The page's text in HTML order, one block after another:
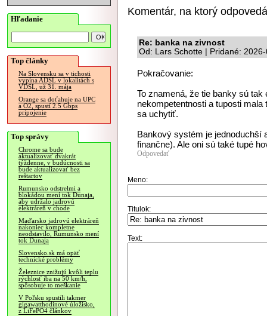
Hľadanie
Top články
Na Slovensku sa v tichosti
vypína ADSL v lokalitách s
VDSL, už 31. mája
Orange sa doťahuje na UPC
a O2, spustí 2.5 Gbps
pripojenie
Top správy
Chrome sa bude
aktualizovať dvakrát
týždenne, v budúcnosti sa
bude aktualizovať bez
reštartov
Rumunsko odstrelmi a
blokádou mení tok Dunaja,
aby udržalo jadrovú
elektráreň v chode
Maďarsko jadrovú elektráreň
nakoniec kompletne
neodstavilo, Rumunsko mení
tok Dunaja
Slovensko.sk má opäť
technické problémy
Železnice znižujú kvôli teplu
rýchlosť iba na 50 km/h,
spôsobuje to meškanie
V Poľsku spustili takmer
gigawatthodinové úložisko,
z LiFePO4 článkov
Komentár, na ktorý
Re: banka na zivnost
Od: Lars Schotte | Pridané:
Pokračovanie:
To znamená, že tie banky sú
nekompetentnosti a tuposti
sa uchytiť.
Bankový systém je jednoduchší
finančne). Ale oni sú také tupé
Odpovedať
Meno:
Titulok:
Text: